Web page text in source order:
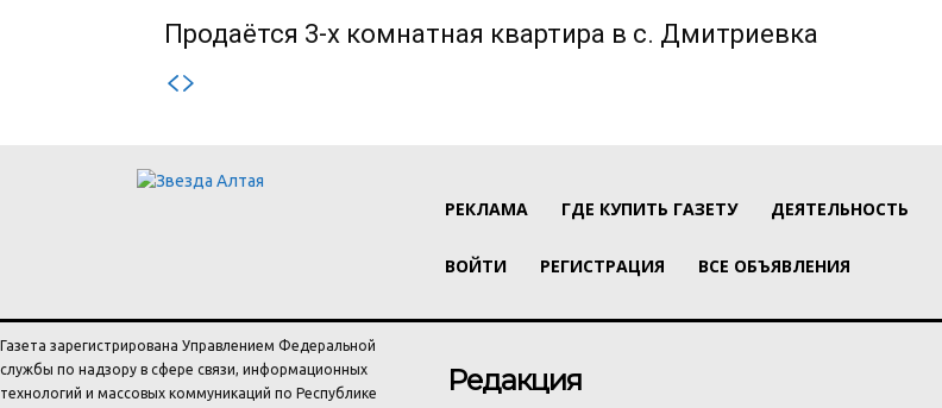
Продаётся 3-х комнатная квартира в с. Дмитриевка
РЕКЛАМА ГДЕ КУПИТЬ ГАЗЕТУ ДЕЯТЕЛЬНОСТЬ
ВОЙТИ РЕГИСТРАЦИЯ ВСЕ ОБЪЯВЛЕНИЯ
Газета зарегистрирована Управлением Федеральной
службы по надзору в сфере связи, информационных
технологий и массовых коммуникаций по Республике
Редакция